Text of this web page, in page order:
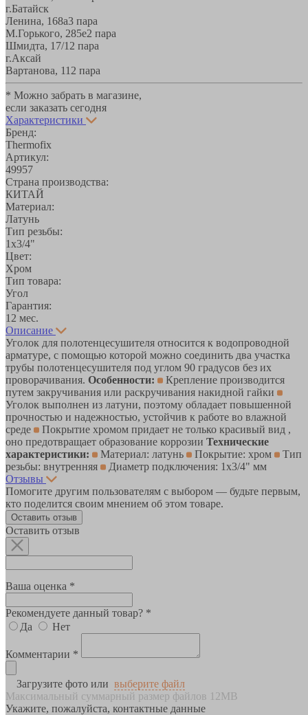
г.Батайск
Ленина, 168а3 пара
М.Горького, 285е2 пара
Шмидта, 17/1 2 пара
г.Аксай
Вартанова, 11 2 пара
* Можно забрать в магазине,
если заказать сегодня
Характеристики
Бренд:
Thermofix
Артикул:
49957
Страна производства:
КИТАЙ
Материал:
Латунь
Тип резьбы:
1х3/4"
Цвет:
Хром
Тип товара:
Угол
Гарантия:
12 мес.
Описание
Уголок для полотенцесушителя относится к водопроводной
арматуре, с помощью которой можно соединить два участка
трубы полотенцесушителя под углом 90 градусов без их
проворачивания. Особенности:
Крепление производится
путем закручивания или раскручивания накидной гайки
Уголок выполнен из латуни, поэтому обладает повышенной
прочностью и надежностью, устойчив к работе во влажной
среде
Покрытие хромом придает не только красивый вид ,
оно предотвращает образование коррозии Технические
характеристики:
Материал: латунь Покрытие: хром
Тип
резьбы: внутренняя
Диаметр подключения: 1х3/4" мм
Отзывы
Помогите другим пользователям с выбором — будьте первым,
кто поделится своим мнением об этом товаре.
Оставить отзыв
Оставить отзыв
Ваша оценка *
Рекомендуете данный товар? *
Да
Нет
Комментарии *
Загрузите фото или выберите файл
Максимальный суммарный размер файлов 12MB
Укажите, пожалуйста, контактные данные